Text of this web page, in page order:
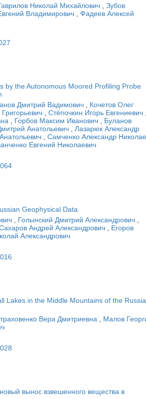
Николай Михайлович
Зубов
Владимирович
Фадеев Алексей
by the Autonomous Moored Profiling Probe
Дмитрий Вадимович
Кочетов Олег
Стёпочкин Игорь Евгениевич
Горбов Максим Иванович
Буланов
Анатольевич
Лазарюк Александр
Самченко Александр
Евгений Николаевич
Geophysical Data
Голынский Дмитрий Александрович
Андрей Александрович
Егоров
Александрович
Lakes in the Middle Mountains of the
Вера Дмитриевна
Малов
вынос взвешенного вещества в